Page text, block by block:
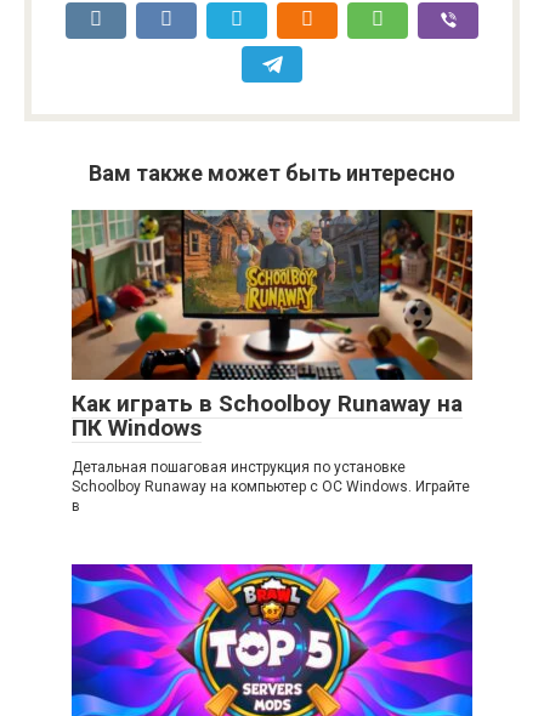
Вам также может быть интересно
Как играть в Schoolboy Runaway на
ПК Windows
Детальная пошаговая инструкция по установке
Schoolboy Runaway на компьютер с ОС Windows. Играйте
в